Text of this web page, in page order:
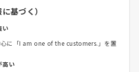
基づく）
い
心に「I am one of the customers.」を置
高い